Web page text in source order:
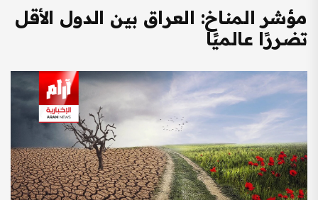
مؤشر المناخ: العراق بين الدول الأقل
تضررًا عالميًا